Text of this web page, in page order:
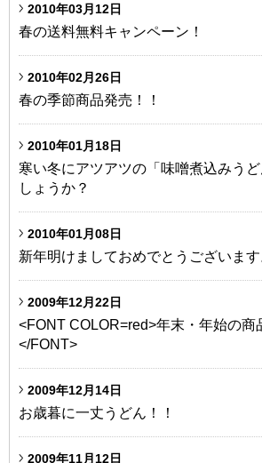
2010年03月12日
春の送料無料キャンペーン！
2010年02月26日
春の季節商品発売！！
2010年01月18日
寒い冬にアツアツの「味噌煮込みう
しょうか？
2010年01月08日
新年明けましておめでとうございます
2009年12月22日
<FONT COLOR=red>年末・年始の商
</FONT>
2009年12月14日
お歳暮に一丈うどん！！
2009年11月12日